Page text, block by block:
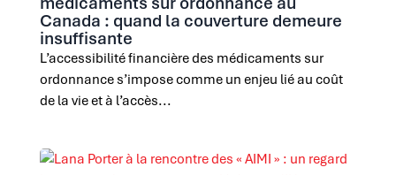
Canada : quand la couverture demeure
insuffisante
L’accessibilité financière des médicaments sur
ordonnance s’impose comme un enjeu lié au coût
de la vie et à l’accès...